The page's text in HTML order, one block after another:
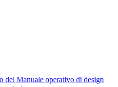
del Manuale operativo di design